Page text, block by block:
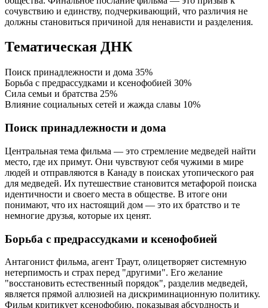
сочувствию и единству, подчеркивающий, что различия не
должны становиться причиной для ненависти и разделения.
Тематическая ДНК
Поиск принадлежности и дома 35%
Борьба с предрассудками и ксенофобией 30%
Сила семьи и братства 25%
Влияние социальных сетей и жажда славы 10%
Поиск принадлежности и дома
Центральная тема фильма — это стремление медведей найти
место, где их примут. Они чувствуют себя чужими в мире
людей и отправляются в Канаду в поисках утопического рая
для медведей. Их путешествие становится метафорой поиска
идентичности и своего места в обществе. В итоге они
понимают, что их настоящий дом — это их братство и те
немногие друзья, которые их ценят.
Борьба с предрассудками и ксенофобией
Антагонист фильма, агент Траут, олицетворяет системную
нетерпимость и страх перед "другими". Его желание
"восстановить естественный порядок", разделив медведей,
является прямой аллюзией на дискриминационную политику.
Фильм критикует ксенофобию, показывая абсурдность и